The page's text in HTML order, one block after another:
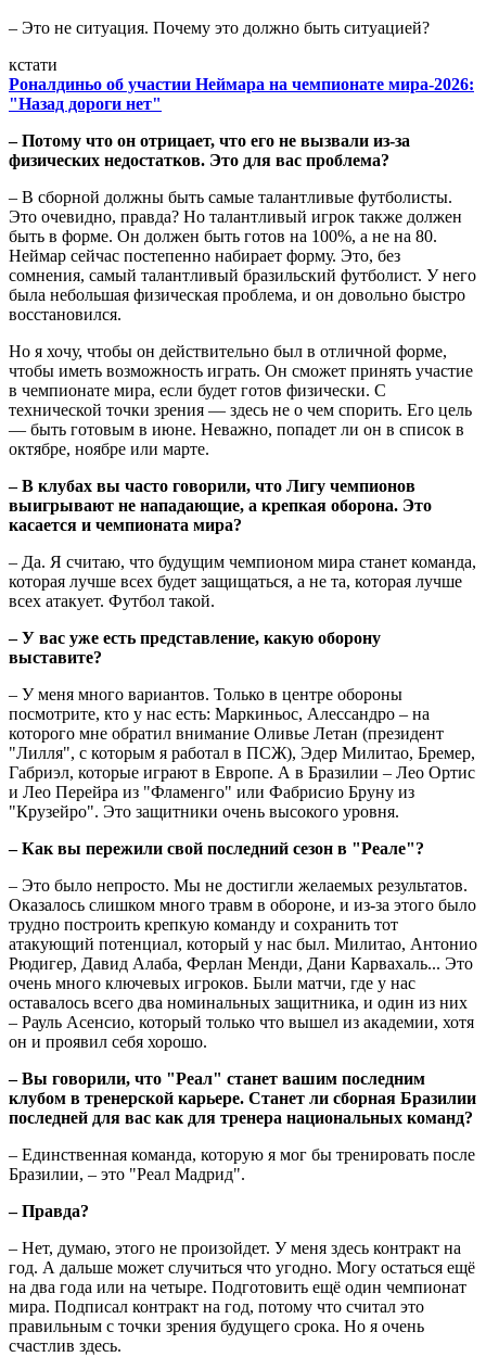
– Это не ситуация. Почему это должно быть ситуацией?
кстати
Роналдиньо об участии Неймара на чемпионате мира-2026:
"Назад дороги нет"
– Потому что он отрицает, что его не вызвали из-за
физических недостатков. Это для вас проблема?
– В сборной должны быть самые талантливые футболисты.
Это очевидно, правда? Но талантливый игрок также должен
быть в форме. Он должен быть готов на 100%, а не на 80.
Неймар сейчас постепенно набирает форму. Это, без
сомнения, самый талантливый бразильский футболист. У него
была небольшая физическая проблема, и он довольно быстро
восстановился.
Но я хочу, чтобы он действительно был в отличной форме,
чтобы иметь возможность играть. Он сможет принять участие
в чемпионате мира, если будет готов физически. С
технической точки зрения — здесь не о чем спорить. Его цель
— быть готовым в июне. Неважно, попадет ли он в список в
октябре, ноябре или марте.
– В клубах вы часто говорили, что Лигу чемпионов
выигрывают не нападающие, а крепкая оборона. Это
касается и чемпионата мира?
– Да. Я считаю, что будущим чемпионом мира станет команда,
которая лучше всех будет защищаться, а не та, которая лучше
всех атакует. Футбол такой.
– У вас уже есть представление, какую оборону
выставите?
– У меня много вариантов. Только в центре обороны
посмотрите, кто у нас есть: Маркиньос, Алессандро – на
которого мне обратил внимание Оливье Летан (президент
"Лилля", с которым я работал в ПСЖ), Эдер Милитао, Бремер,
Габриэл, которые играют в Европе. А в Бразилии – Лео Ортис
и Лео Перейра из "Фламенго" или Фабрисио Бруну из
"Крузейро". Это защитники очень высокого уровня.
– Как вы пережили свой последний сезон в "Реале"?
– Это было непросто. Мы не достигли желаемых результатов.
Оказалось слишком много травм в обороне, и из-за этого было
трудно построить крепкую команду и сохранить тот
атакующий потенциал, который у нас был. Милитао, Антонио
Рюдигер, Давид Алаба, Ферлан Менди, Дани Карвахаль... Это
очень много ключевых игроков. Были матчи, где у нас
оставалось всего два номинальных защитника, и один из них
– Рауль Асенсио, который только что вышел из академии, хотя
он и проявил себя хорошо.
– Вы говорили, что "Реал" станет вашим последним
клубом в тренерской карьере. Станет ли сборная Бразилии
последней для вас как для тренера национальных команд?
– Единственная команда, которую я мог бы тренировать после
Бразилии, – это "Реал Мадрид".
– Правда?
– Нет, думаю, этого не произойдет. У меня здесь контракт на
год. А дальше может случиться что угодно. Могу остаться ещё
на два года или на четыре. Подготовить ещё один чемпионат
мира. Подписал контракт на год, потому что считал это
правильным с точки зрения будущего срока. Но я очень
счастлив здесь.